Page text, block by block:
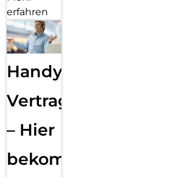
erfahren
Handy
Vertragsabwicklung
– Hier
bekommst